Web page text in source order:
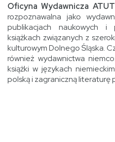
Oficyna Wydawnicza ATUT
rozpoznawalna jako
publikacjach naukowych i
książkach związanych z
kulturowym Dolnego Śląska.
również wydawnictwa
książki w językach
polską i zagraniczną literaturę